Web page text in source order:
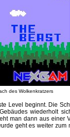
des Wolkenkratzers
Level beginnt. Die
wiederholt
man dann aus einer
geht es weiter